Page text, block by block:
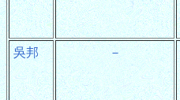
吳邦 －